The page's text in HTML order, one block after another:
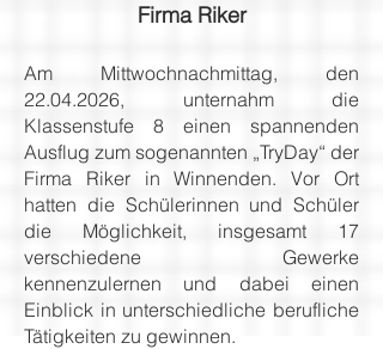
Firma Riker
Am Mittwochnachmittag, den
22.04.2026, unternahm die
Klassenstufe 8 einen spannenden
Ausflug zum sogenannten „TryDay“ der
Firma Riker in Winnenden. Vor Ort
hatten die Schülerinnen und Schüler
die Möglichkeit, insgesamt 17
verschiedene Gewerke
kennenzulernen und dabei einen
Einblick in unterschiedliche berufliche
Tätigkeiten zu gewinnen.